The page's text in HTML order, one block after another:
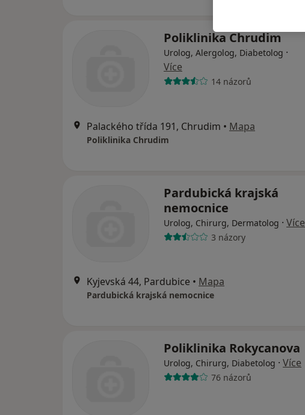
Poliklinika Chrudim
Urolog, Alergolog, Diabetolog ·
Více
14 názorů
Palackého třída 191, Chrudim • Mapa
Poliklinika Chrudim
Pardubická krajská
nemocnice
Urolog, Chirurg, Dermatolog · Více
3 názory
Kyjevská 44, Pardubice • Mapa
Pardubická krajská nemocnice
Poliklinika Rokycanova
Urolog, Chirurg, Diabetolog · Více
76 názorů